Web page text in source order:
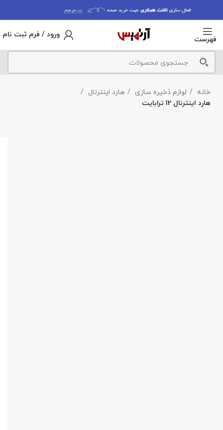
فهرست
ورود / فرم ثبت نام
خانه لوازم ذخیره سازی
هارد اینترنال
هارد اینترنال 12 ترابایت